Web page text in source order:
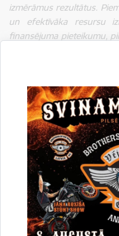
izmērāmus rezultātus.
un efektīvāka resursu
finansējuma pieteikumu,
piesaiste. Otrajā ciklā
forums” izpilddirektore
Dalība NVO inkubatorā
ierobežots.
sākotnēji vērtējot
analizējot katras
potenciālu. Kopumā tiks
reģionā, kuras uzsāks
un speciālistu individuālās
Plašāka informācija par